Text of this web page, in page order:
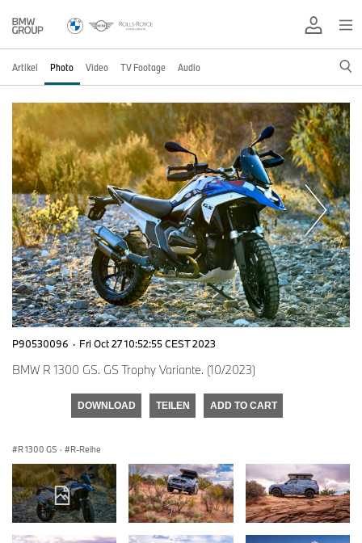
Artikel Photo Video TV Footage Audio
P90530096 · Fri Oct 27 10:52:55 CEST 2023
BMW R 1300 GS. GS Trophy Variante. (10/2023)
DOWNLOAD TEILEN ADD TO CART
R 1300 GS · R-Reihe